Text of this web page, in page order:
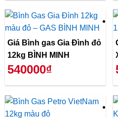
Giá Bình gas Gia Đình đỏ
12kg BÌNH MINH
540000₫